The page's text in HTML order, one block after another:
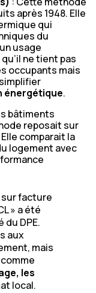
après 1948. Elle
qui
du
usage
ne tient pas
occupants mais
énergétique.
bâtiments
reposait sur
comparait la
logement avec
sur facture
» a été
DPE.
aux
mais
les
local.